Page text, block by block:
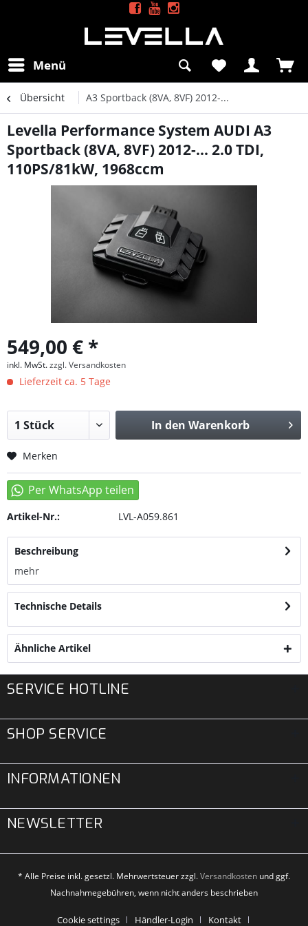
Menü
Übersicht A3 Sportback (8VA, 8VF) 2012-...
Levella Performance System AUDI A3
Sportback (8VA, 8VF) 2012-... 2.0 TDI,
110PS/81kW, 1968ccm
549,00 € *
inkl. MwSt.zzgl. Versandkosten
Lieferzeit ca. 5 Tage
In den Warenkorb
Merken
Artikel-Nr.: LVL-A059.861
Beschreibung
mehr
Technische Details
Ähnliche Artikel
SERVICE HOTLINE
SHOP SERVICE
INFORMATIONEN
NEWSLETTER
* Alle Preise inkl. gesetzl. Mehrwertsteuer zzgl.Versandkosten und ggf.
Nachnahmegebühren, wenn nicht anders beschrieben
Cookie settings Händler-Login Kontakt